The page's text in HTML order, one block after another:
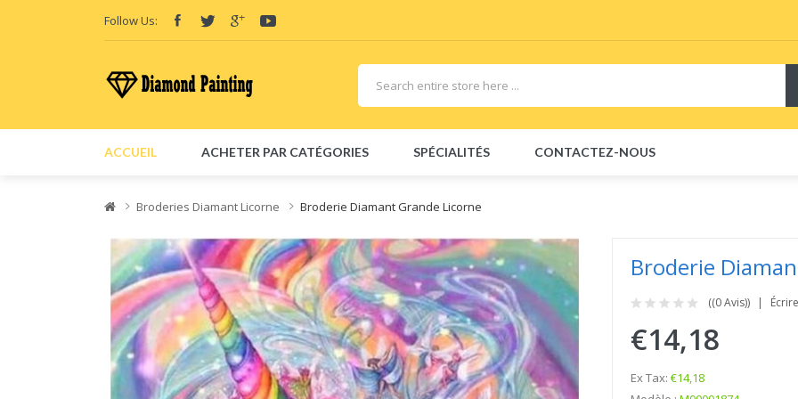
Follow Us:
ACCUEIL ACHETER PAR CATÉGORIES SPÉCIALITÉS CONTACTEZ-NOUS
Broderies Diamant Licorne Broderie Diamant Grande Licorne
Broderie
((0 Avis))
€14,18
Ex Tax: €14,18